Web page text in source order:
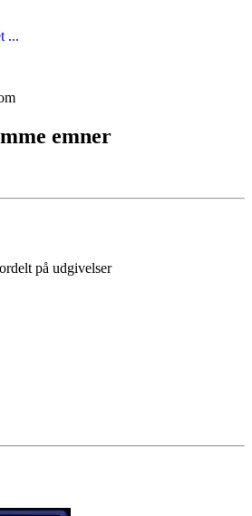
...
emner
på udgivelser